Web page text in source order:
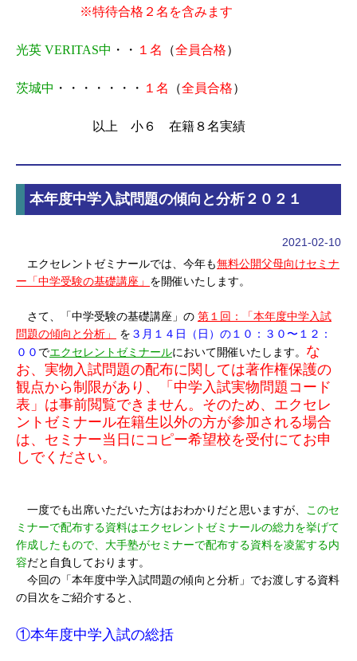
※特待合格２名を含みます
光英 VERITAS中 ・・ １名 （全員合格）
茨城中 ・・・・・・・ １名 （全員合格）
以上 小６ 在籍８名実績
本年度中学入試問題の傾向と分析２０２１
2021-02-10
エクセレントゼミナールでは、今年も無料公開父母向けセミナ
ー「中学受験の基礎講座」 を開催いたします。
さて、「中学受験の基礎講座」の 第１回：「本年度中学入試
問題の傾向と分析」
を ３月１４日（日）の１０：３０〜１２：
００ でエクセレントゼミナールにおいて開催いたします。 な
お、実物入試問題の配布に関しては著作権保護の
観点から制限があり、「中学入試実物問題コード
表」は事前閲覧できません。そのため、エクセレ
ントゼミナール在籍生以外の方が参加される場合
は、セミナー当日にコピー希望校を受付にてお申
しでください。
一度でも出席いただいた方はおわかりだと思いますが、
このセ
ミナーで配布する資料はエクセレントゼミナールの総力を挙げて
作成したもので、大手塾がセミナーで配布する資料を凌駕する内
容だと自負しております。
今回の「本年度中学入試問題の傾向と分析」でお渡しする資料
の目次をご紹介すると、
①本年度中学入試の総括